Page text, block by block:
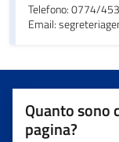
Telefono: 0774/
Email:
Quanto sono
pagina?